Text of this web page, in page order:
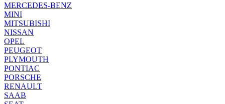
MERCEDES-BENZ
MINI
MITSUBISHI
NISSAN
OPEL
PEUGEOT
PLYMOUTH
PONTIAC
PORSCHE
RENAULT
SAAB